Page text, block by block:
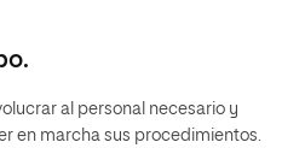
al personal necesario y
en marcha sus procedimientos.